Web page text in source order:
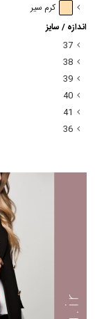
کرم سیر
اندازه / سایز
37
38
39
40
41
36